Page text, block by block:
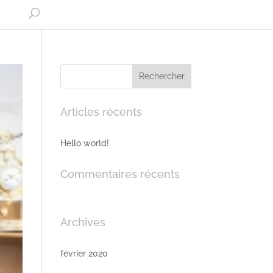
Articles récents
Hello world!
Commentaires récents
Archives
février 2020